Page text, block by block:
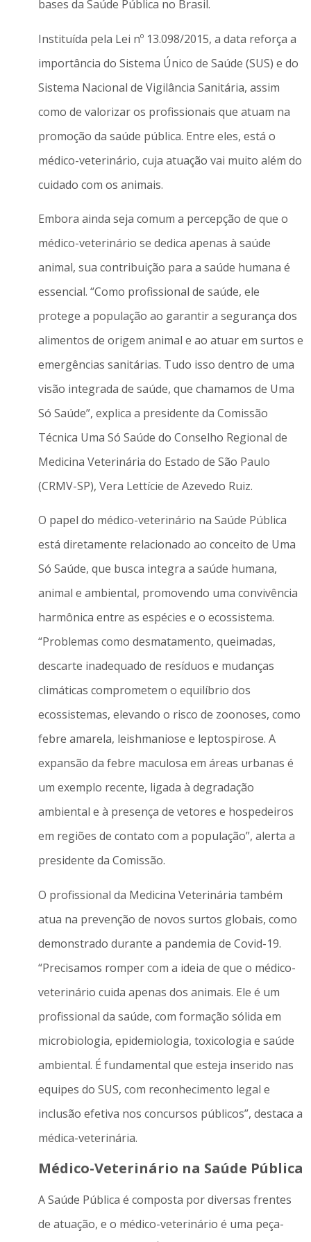
bases da Saúde Pública no Brasil.
Instituída pela Lei nº 13.098/2015, a data reforça a
importância do Sistema Único de Saúde (SUS) e do
Sistema Nacional de Vigilância Sanitária, assim
como de valorizar os profissionais que atuam na
promoção da saúde pública. Entre eles, está o
médico-veterinário, cuja atuação vai muito além do
cuidado com os animais.
Embora ainda seja comum a percepção de que o
médico-veterinário se dedica apenas à saúde
animal, sua contribuição para a saúde humana é
essencial. “Como profissional de saúde, ele
protege a população ao garantir a segurança dos
alimentos de origem animal e ao atuar em surtos e
emergências sanitárias. Tudo isso dentro de uma
visão integrada de saúde, que chamamos de Uma
Só Saúde”, explica a presidente da Comissão
Técnica Uma Só Saúde do Conselho Regional de
Medicina Veterinária do Estado de São Paulo
(CRMV-SP), Vera Lettície de Azevedo Ruiz.
O papel do médico-veterinário na Saúde Pública
está diretamente relacionado ao conceito de Uma
Só Saúde, que busca integra a saúde humana,
animal e ambiental, promovendo uma convivência
harmônica entre as espécies e o ecossistema.
“Problemas como desmatamento, queimadas,
descarte inadequado de resíduos e mudanças
climáticas comprometem o equilíbrio dos
ecossistemas, elevando o risco de zoonoses, como
febre amarela, leishmaniose e leptospirose. A
expansão da febre maculosa em áreas urbanas é
um exemplo recente, ligada à degradação
ambiental e à presença de vetores e hospedeiros
em regiões de contato com a população”, alerta a
presidente da Comissão.
O profissional da Medicina Veterinária também
atua na prevenção de novos surtos globais, como
demonstrado durante a pandemia de Covid-19.
“Precisamos romper com a ideia de que o médico-
veterinário cuida apenas dos animais. Ele é um
profissional da saúde, com formação sólida em
microbiologia, epidemiologia, toxicologia e saúde
ambiental. É fundamental que esteja inserido nas
equipes do SUS, com reconhecimento legal e
inclusão efetiva nos concursos públicos”, destaca a
médica-veterinária.
Médico-Veterinário na Saúde Pública
A Saúde Pública é composta por diversas frentes
de atuação, e o médico-veterinário é uma peça-